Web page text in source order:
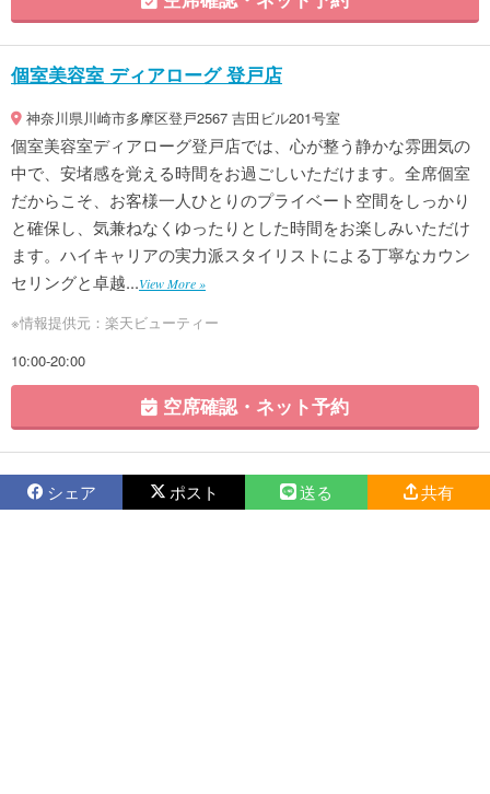
個室美容室 ディアローグ 登戸店
神奈川県川崎市多摩区登戸2567 吉田ビル201号室
個室美容室ディアローグ登戸店では、心が整う静かな雰囲気の
中で、安堵感を覚える時間をお過ごしいただけます。全席個室
だからこそ、お客様一人ひとりのプライベート空間をしっかり
と確保し、気兼ねなくゆったりとした時間をお楽しみいただけ
ます。ハイキャリアの実力派スタイリストによる丁寧なカウン
セリングと卓越...View More »
※情報提供元：楽天ビューティー
10:00-20:00
空席確認・ネット予約
シェア ポスト 送る 共有